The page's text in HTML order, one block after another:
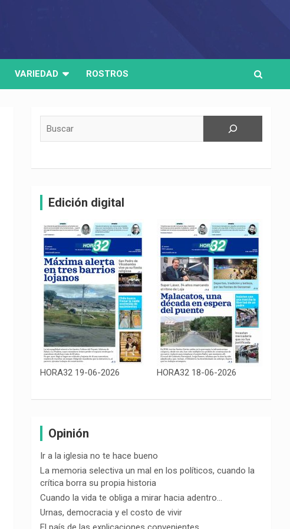
VARIEDAD ROSTROS
Edición digital
HORA32 19-06-2026 HORA32 18-06-2026
Opinión
Ir a la iglesia no te hace bueno
La memoria selectiva un mal en los políticos, cuando la
crítica borra su propia historia
Cuando la vida te obliga a mirar hacia adentro…
Urnas, democracia y el costo de vivir